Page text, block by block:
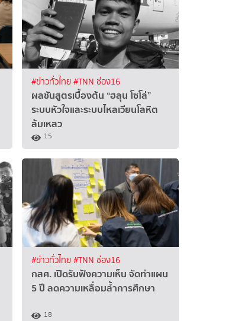
#ข่าวทั่วไทย#TNN ช่อง16
ผลชันสูตรเบื้องต้น “ฮลุน โซโล่”
ระบบหัวใจและระบบไหลเวียนโลหิต
ล้มเหลว
15
#ข่าวทั่วไทย#TNN ช่อง16
กสศ. เปิดรับฟังความเห็น จัดทำแผน
5 ปี ลดความเหลื่อมล้ำการศึกษา
18